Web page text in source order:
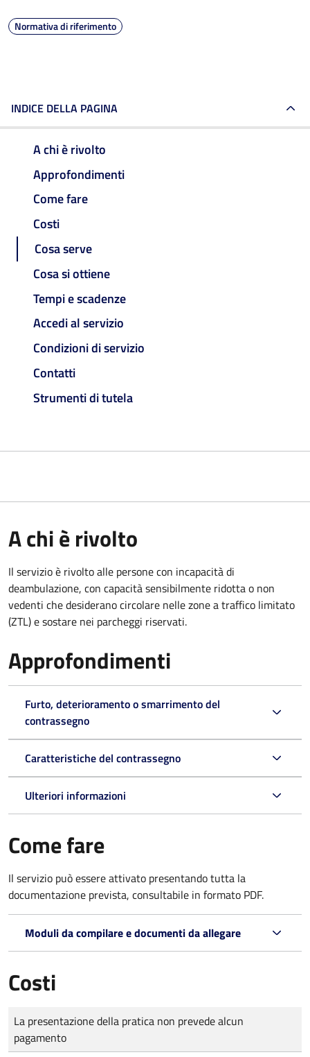
Normativa di riferimento
INDICE DELLA PAGINA
A chi è rivolto
Approfondimenti
Come fare
Costi
Cosa serve
Cosa si ottiene
Tempi e scadenze
Accedi al servizio
Condizioni di servizio
Contatti
Strumenti di tutela
A chi è rivolto
Il servizio è rivolto alle persone con incapacità di
deambulazione, con capacità sensibilmente ridotta o non
vedenti che desiderano circolare nelle zone a traffico limitato
(ZTL) e sostare nei parcheggi riservati.
Approfondimenti
Furto, deterioramento o smarrimento del
contrassegno
Caratteristiche del contrassegno
Ulteriori informazioni
Come fare
Il servizio può essere attivato presentando tutta la
documentazione prevista, consultabile in formato PDF.
Moduli da compilare e documenti da allegare
Costi
Tipo di pagamento
Importo
La presentazione della pratica non prevede alcun
pagamento